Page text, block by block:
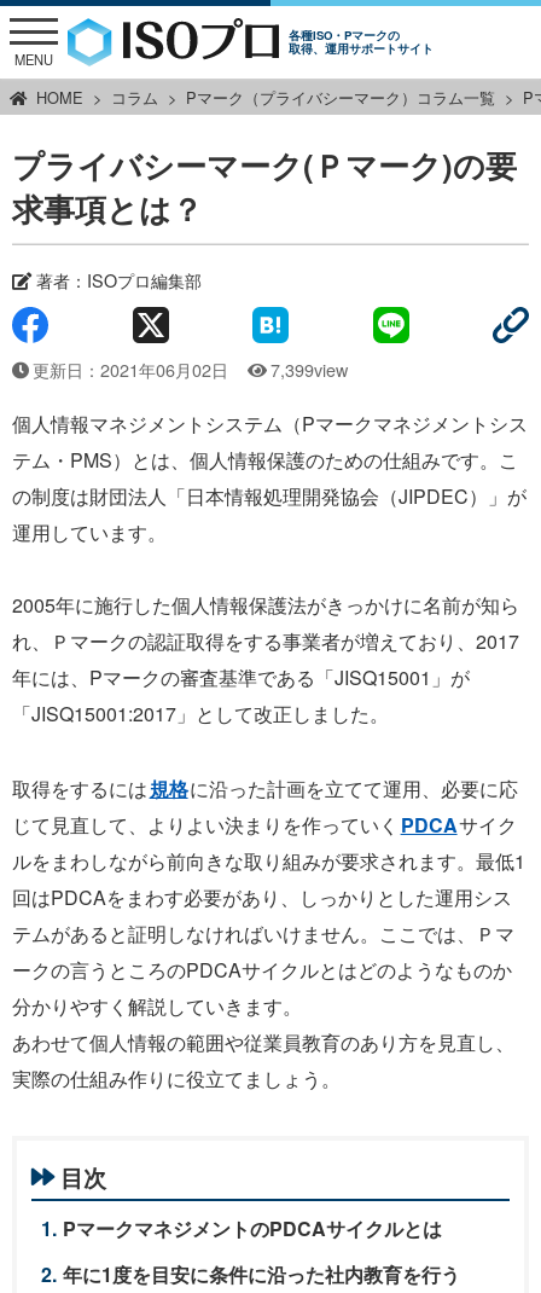
各種ISO・Pマークの
取得、運用サポートサイト
MENU
HOME コラム Pマーク（プライバシーマーク）コラム一覧 P
プライバシーマーク(Ｐマーク)の要
求事項とは？
著者： ISOプロ編集部
更新日：2021年06月02日 7,399view
個人情報マネジメントシステム（Pマークマネジメントシス
テム・PMS）とは、個人情報保護のための仕組みです。こ
の制度は財団法人「日本情報処理開発協会（JIPDEC）」が
運用しています。
2005年に施行した個人情報保護法がきっかけに名前が知ら
れ、Ｐマークの認証取得をする事業者が増えており、2017
年には、Pマークの審査基準である「JISQ15001」が
「JISQ15001:2017」として改正しました。
取得をするには規格に沿った計画を立てて運用、必要に応
じて見直して、よりよい決まりを作っていく PDCAサイク
ルをまわしながら前向きな取り組みが要求されます。最低1
回はPDCAをまわす必要があり、しっかりとした運用シス
テムがあると証明しなければいけません。ここでは、Ｐマ
ークの言うところのPDCAサイクルとはどのようなものか
分かりやすく解説していきます。
あわせて個人情報の範囲や従業員教育のあり方を見直し、
実際の仕組み作りに役立てましょう。
目次
PマークマネジメントのPDCAサイクルとは
年に1度を目安に条件に沿った社内教育を行う